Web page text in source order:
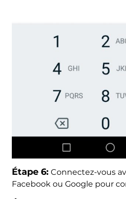
Étape 6: Connectez-vous
Facebook ou Google pour